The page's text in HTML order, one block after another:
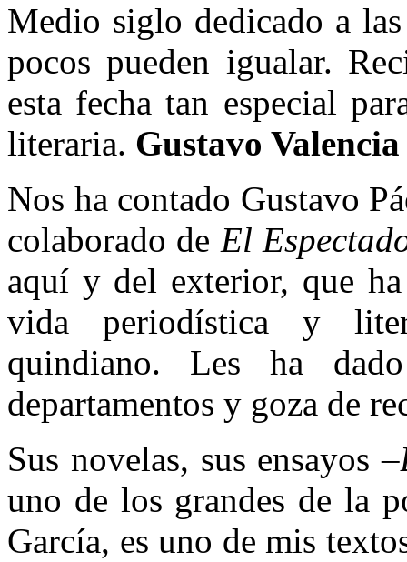
Medio siglo dedicado a
pocos pueden igualar.
esta fecha tan especial
literaria. Gustavo
Nos ha contado Gustavo
colaborado de El
aquí y del exterior, que
vida periodística y
quindiano. Les ha
departamentos y goza de
Sus novelas, sus ensayos –
uno de los grandes de la
García, es uno de mis